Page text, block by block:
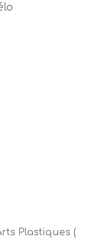
Plastiques (